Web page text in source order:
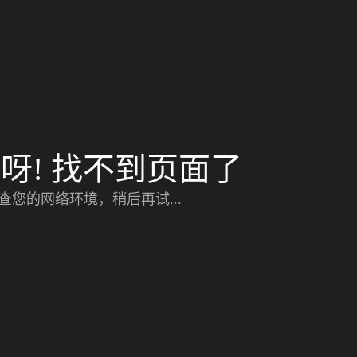
! 找不到页面了
您的网络环境，稍后再试...